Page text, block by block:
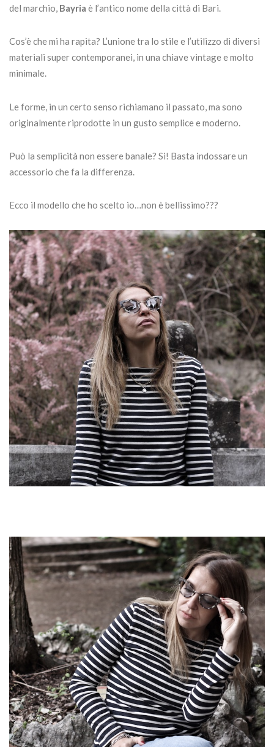
del marchio, Bayria è l’antico nome della città di Bari.
Cos’è che mi ha rapita? L’unione tra lo stile e l’utilizzo di diversi
materiali super contemporanei, in una chiave vintage e molto
minimale.
Le forme, in un certo senso richiamano il passato, ma sono
originalmente riprodotte in un gusto semplice e moderno.
Può la semplicità non essere banale? Si! Basta indossare un
accessorio che fa la differenza.
Ecco il modello che ho scelto io…non è bellissimo???